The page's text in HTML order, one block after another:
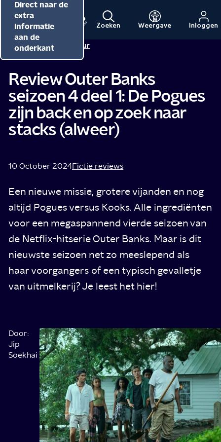
Direct naar de
inhoud
Direct naar de
hoofdnavigatie
Direct naar de
extra
informatie
aan de
onderkant
Menu
Naar
de
NPO
beginpagina
NPO
Cultuur
Zoeken Weergave Inloggen
Redactie NPO Cultuur
Review Outer Banks
seizoen 4 deel 1: De Pogues
zijn back en op zoek naar
stacks (alweer)
10 October 2024Fictie reviews
Een nieuwe missie, grotere vijanden en nog
altijd Pogues versus Kooks. Alle ingrediënten
voor een megaspannend vierde seizoen van
de Netflix-hitserie Outer Banks. Maar is dit
nieuwste seizoen net zo meeslepend als
haar voorgangers of een typisch gevalletje
van uitmelkerij? Je leest het hier!
Door:
Jip
Soekhai
Het
lijkt
nog
maar
zo
kort
geleden
dat
we
voor
Back
in
the
‘G’
game
De
hotte
maar
roekeloze
blondie
vergokt
hun
laatste
centen
bij